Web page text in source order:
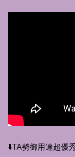
⬇️TA勢御用達超優